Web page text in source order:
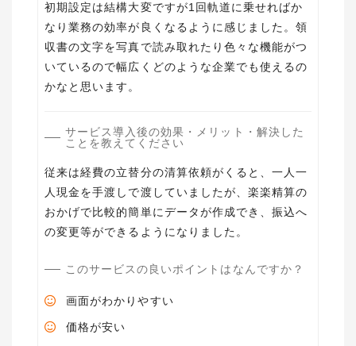
初期設定は結構大変ですが1回軌道に乗せればか
なり業務の効率が良くなるように感じました。領
収書の文字を写真で読み取れたり色々な機能がつ
いているので幅広くどのような企業でも使えるの
かなと思います。
サービス導入後の効果・メリット・解決した
ことを教えてください
従来は経費の立替分の清算依頼がくると、一人一
人現金を手渡しで渡していましたが、楽楽精算の
おかげで比較的簡単にデータが作成でき、振込へ
の変更等ができるようになりました。
このサービスの良いポイントはなんですか？
画面がわかりやすい
価格が安い